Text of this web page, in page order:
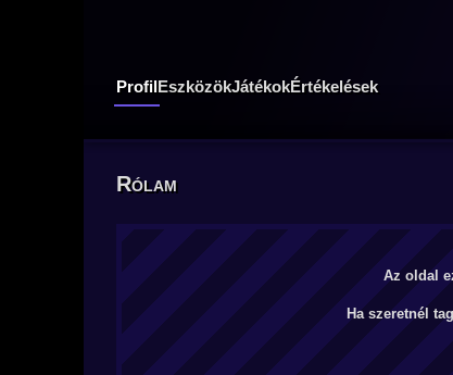
ProfilEszközökJátékokÉrtékelések
Rólam
Az oldal
Ha szeretnél